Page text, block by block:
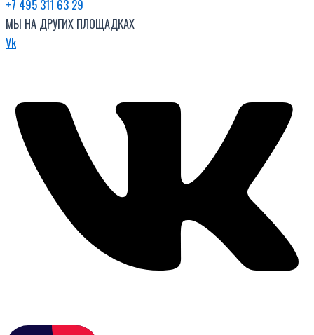
+7 495 311 63 29
МЫ НА ДРУГИХ ПЛОЩАДКАХ
Vk